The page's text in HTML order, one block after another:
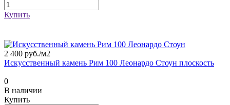
Купить
2 400 руб./м2
Искусственный камень Рим 100 Леонардо Стоун плоскость
0
В наличии
Купить